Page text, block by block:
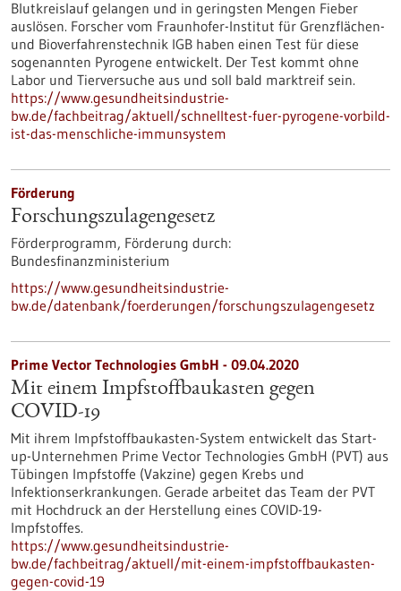
Blutkreislauf gelangen und in geringsten Mengen Fieber
auslösen. Forscher vom Fraunhofer-Institut für Grenzflächen-
und Bioverfahrenstechnik IGB haben einen Test für diese
sogenannten Pyrogene entwickelt. Der Test kommt ohne
Labor und Tierversuche aus und soll bald marktreif sein.
https://www.gesundheitsindustrie-
bw.de/fachbeitrag/aktuell/schnelltest-fuer-pyrogene-vorbild-
ist-das-menschliche-immunsystem
Förderung
Forschungszulagengesetz
Förderprogramm, Förderung durch:
Bundesfinanzministerium
https://www.gesundheitsindustrie-
bw.de/datenbank/foerderungen/forschungszulagengesetz
Prime Vector Technologies GmbH - 09.04.2020
Mit einem Impfstoffbaukasten gegen
COVID-19
Mit ihrem Impfstoffbaukasten-System entwickelt das Start-
up-Unternehmen Prime Vector Technologies GmbH (PVT) aus
Tübingen Impfstoffe (Vakzine) gegen Krebs und
Infektionserkrankungen. Gerade arbeitet das Team der PVT
mit Hochdruck an der Herstellung eines COVID-19-
Impfstoffes.
https://www.gesundheitsindustrie-
bw.de/fachbeitrag/aktuell/mit-einem-impfstoffbaukasten-
gegen-covid-19